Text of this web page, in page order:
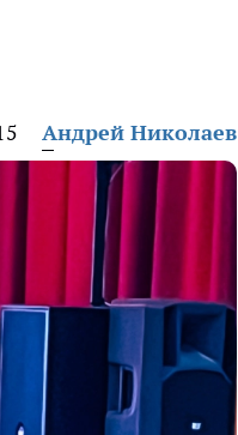
Андрей Николаев